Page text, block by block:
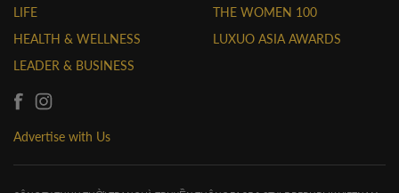
LIFE
HEALTH & WELLNESS
LEADER & BUSINESS
THE WOMEN 100
LUXUO ASIA AWARDS
Advertise with Us